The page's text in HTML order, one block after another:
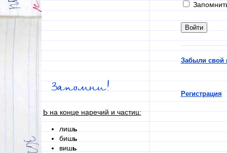
Запомни!
Ь на конце наречий и частиц:
лишь
бишь
вишь
Забыли свой
Регистрация